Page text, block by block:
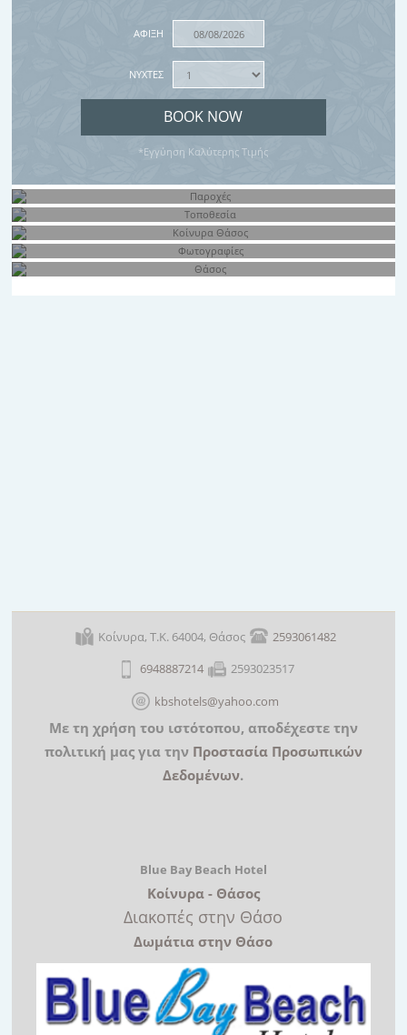
ΑΦΙΞΗ
ΝΥΧΤΕΣ
*Εγγύηση Καλύτερης Τιμής
Παροχές
Τοποθεσία
Κοίνυρα, Τ.Κ. 64004, Θάσος
2593061482
6948887214
2593023517
kbshotels@yahoo.com
Με τη χρήση του ιστότοπου, αποδέχεστε την
πολιτική μας για την Προστασία Προσωπικών
Δεδομένων.
Blue Bay Beach Hotel
Κοίνυρα - Θάσος
Διακοπές στην Θάσο
Δωμάτια στην Θάσο